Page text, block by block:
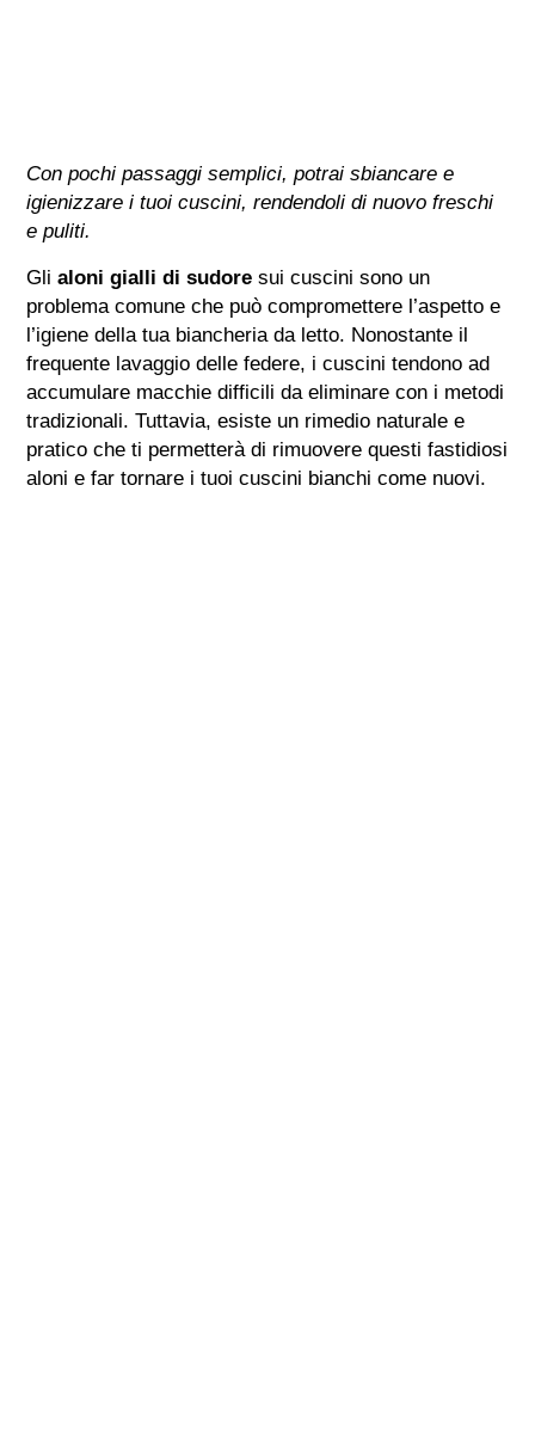
Con pochi passaggi semplici, potrai sbiancare e
igienizzare i tuoi cuscini, rendendoli di nuovo freschi
e puliti.
Glialoni gialli di sudore sui cuscini sono un
problema comune che può compromettere l’aspetto e
l’igiene della tua biancheria da letto. Nonostante il
frequente lavaggio delle federe, i cuscini tendono ad
accumulare macchie difficili da eliminare con i metodi
tradizionali. Tuttavia, esiste un rimedio naturale e
pratico che ti permetterà di rimuovere questi fastidiosi
aloni e far tornare i tuoi cuscini bianchi come nuovi.